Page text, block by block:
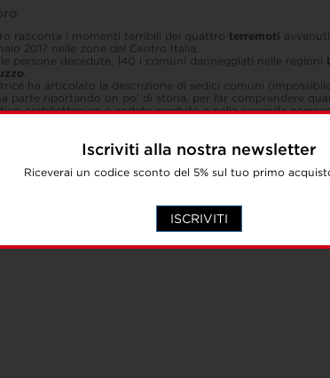
Iscriviti alla nostra newsletter
Riceverai un codice sconto del 5% sul tuo primo
ISCRIVITI
racconta i momenti terribili dei quattro terremoti
2017 nelle zone del Centro Italia.
persone decedute, 140 i comuni danneggiati nelle regioni
.
ha articolato la descrizione di sedici comuni
parte riportando un po’ di storia, per far comprendere
architettonico è andato perduto e nella seconda
le case, i propri beni, il proprio vissuto, sono state